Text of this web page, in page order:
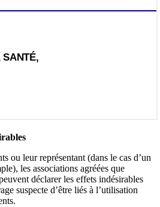
ou leur représentant (dans le cas d’un
les associations agréées que
déclarer les effets indésirables
suspecte d’être liés à l’utilisation